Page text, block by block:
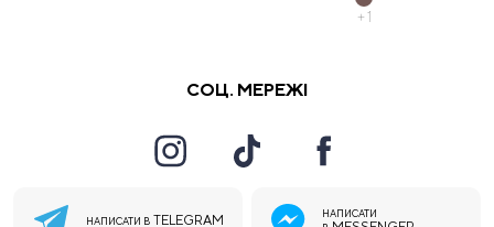
+1
СОЦ. МЕРЕЖІ
НАПИСАТИ В TELEGRAM
НАПИСАТИ